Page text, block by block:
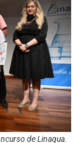
de Linaqua.